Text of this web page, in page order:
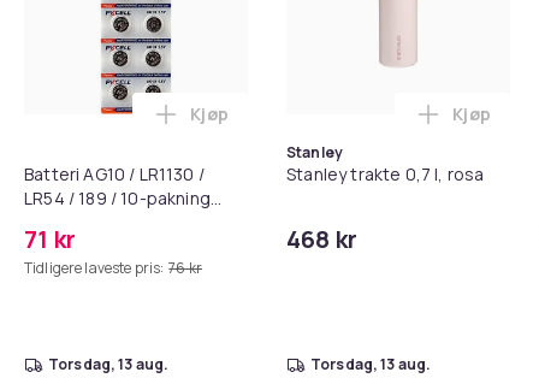
cm
- mage- og kjernetrening, yoga og
for Bose QC35 I/II, QC25, QC15, QC 2 AE 2, AE 2i, AE 2w,
Batteri AG10 / LR1130 /
LR54 / 189 / 10-pakning
71 kr
Tidligere laveste pris: 76 kr
Legg Batteri AG10 / LR1130 / LR54 / 189
Kjøp
torsdag, 13 aug.
Stanley
Stanley trakte 0,7 l, rosa
468 kr
Legg
Kjøp
torsdag, 13 aug.